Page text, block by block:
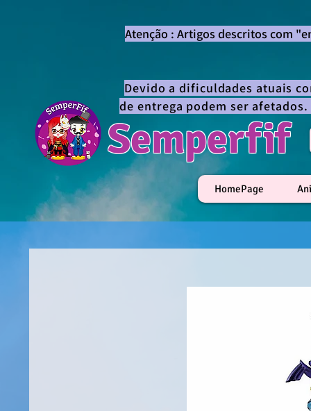
Semperfif
Atenção : Artigos descritos com
Devido a dificuldades atuais
de entrega podem ser
HomePage